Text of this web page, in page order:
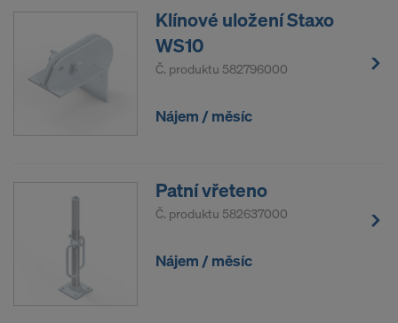
Klínové uložení Staxo
WS10
Č. produktu 582796000
Nájem / měsíc
Patní vřeteno
Č. produktu 582637000
Nájem / měsíc